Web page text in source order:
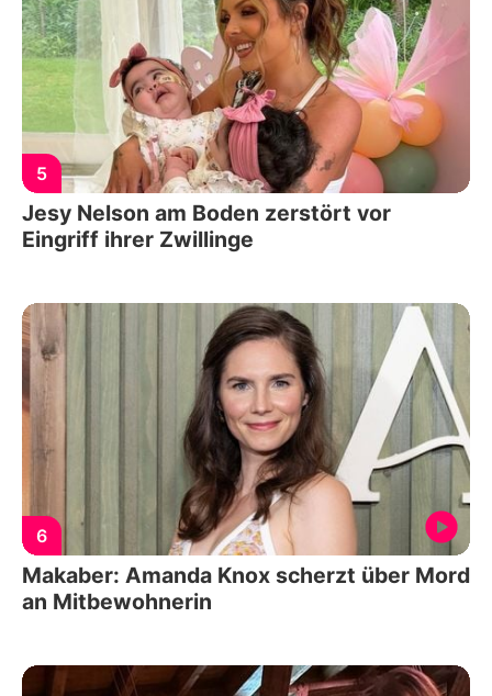
5
Jesy Nelson am Boden zerstört vor
Eingriff ihrer Zwillinge
6
Makaber: Amanda Knox scherzt über Mord
an Mitbewohnerin